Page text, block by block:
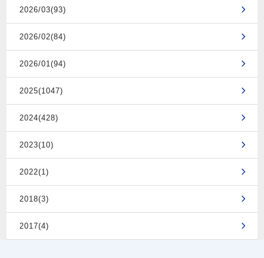
2026/03(93)
2026/02(84)
2026/01(94)
2025(1047)
2024(428)
2023(10)
2022(1)
2018(3)
2017(4)